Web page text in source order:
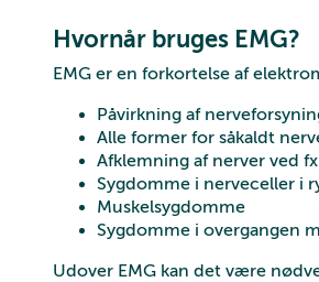
Hvornår bruges EMG?
EMG er en forkortelse af
Påvirkning af
Alle former for såkaldt
Afklemning af nerver ved
Sygdomme i nerveceller i
Muskelsygdomme
Sygdomme i overgangen
Udover EMG kan det være